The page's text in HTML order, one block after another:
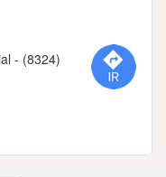
- (8324)